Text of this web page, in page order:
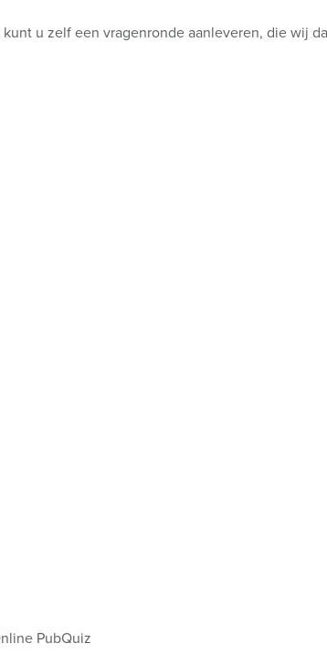
u zelf een vragenronde aanleveren, die wij
PubQuiz